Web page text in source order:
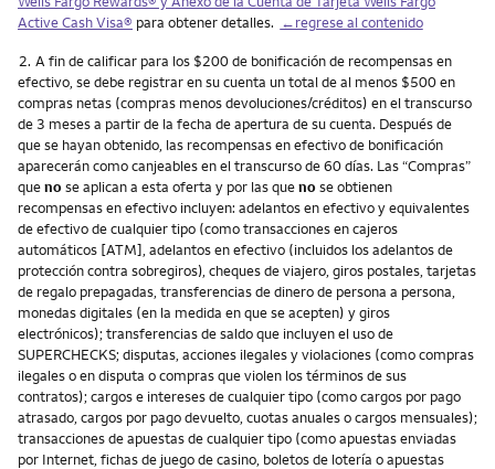
Active Cash Visa® para obtener detalles. ←regrese al contenido
Nota
2. A fin de calificar para los $200 de bonificación de recompensas en
efectivo, se debe registrar en su cuenta un total de al menos $500 en
compras netas (compras menos devoluciones/créditos) en el transcurso
de 3 meses a partir de la fecha de apertura de su cuenta. Después de
que se hayan obtenido, las recompensas en efectivo de bonificación
aparecerán como canjeables en el transcurso de 60 días. Las “Compras”
quenose aplican a esta oferta y por las quenose obtienen
recompensas en efectivo incluyen: adelantos en efectivo y equivalentes
de efectivo de cualquier tipo (como transacciones en cajeros
automáticos [ATM], adelantos en efectivo (incluidos los adelantos de
protección contra sobregiros), cheques de viajero, giros postales, tarjetas
de regalo prepagadas, transferencias de dinero de persona a persona,
monedas digitales (en la medida en que se acepten) y giros
electrónicos); transferencias de saldo que incluyen el uso de
SUPERCHECKS; disputas, acciones ilegales y violaciones (como compras
ilegales o en disputa o compras que violen los términos de sus
contratos); cargos e intereses de cualquier tipo (como cargos por pago
atrasado, cargos por pago devuelto, cuotas anuales o cargos mensuales);
transacciones de apuestas de cualquier tipo (como apuestas enviadas
por Internet, fichas de juego de casino, boletos de lotería o apuestas